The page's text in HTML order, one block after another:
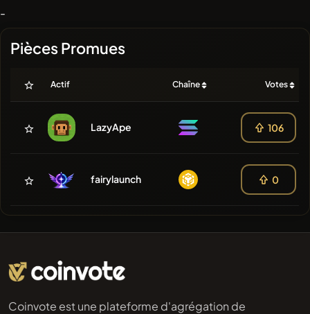
-
Pièces Promues
Actif Chaîne Votes
LazyApe 106
fairylaunch 0
Coinvote est une plateforme d'agrégation de